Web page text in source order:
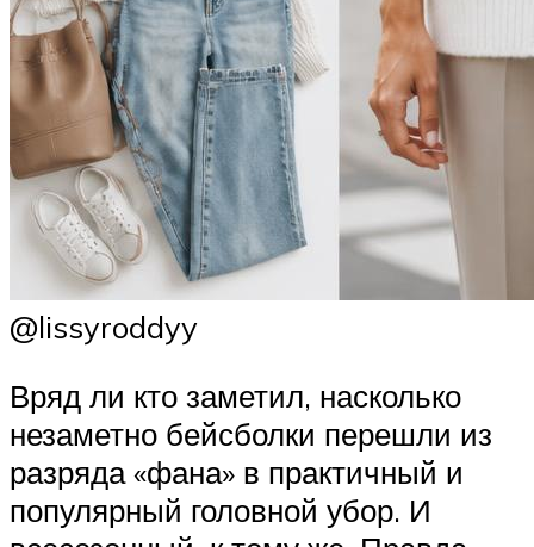
@lissyroddyy
Вряд ли кто заметил, насколько
незаметно бейсболки перешли из
разряда «фана» в практичный и
популярный головной убор. И